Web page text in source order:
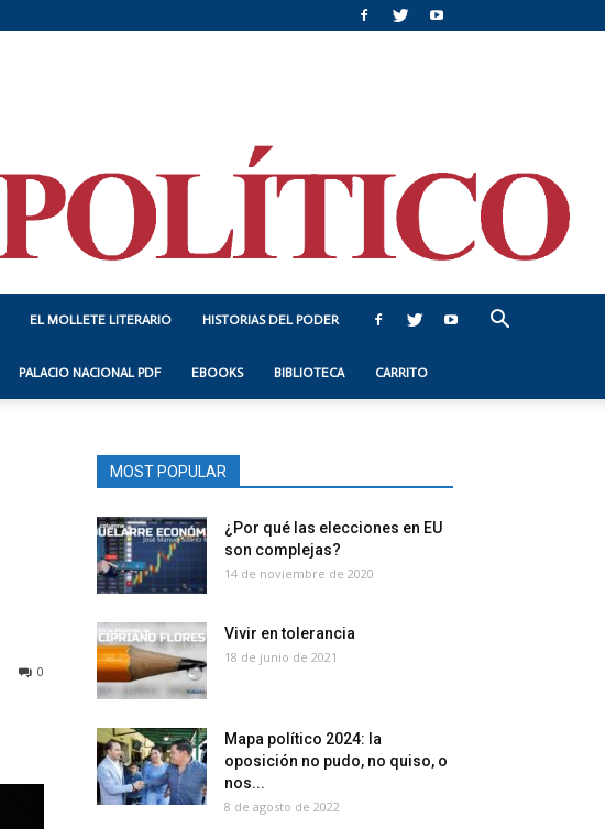
EL MOLLETE LITERARIO HISTORIAS DEL PODER
PALACIO NACIONAL PDF EBOOKS BIBLIOTECA CARRITO
0
MOST POPULAR
¿Por qué las elecciones en EU
son complejas?
14 de noviembre de 2020
Vivir en tolerancia
18 de junio de 2021
Mapa político 2024: la
oposición no pudo, no quiso, o
nos...
8 de agosto de 2022